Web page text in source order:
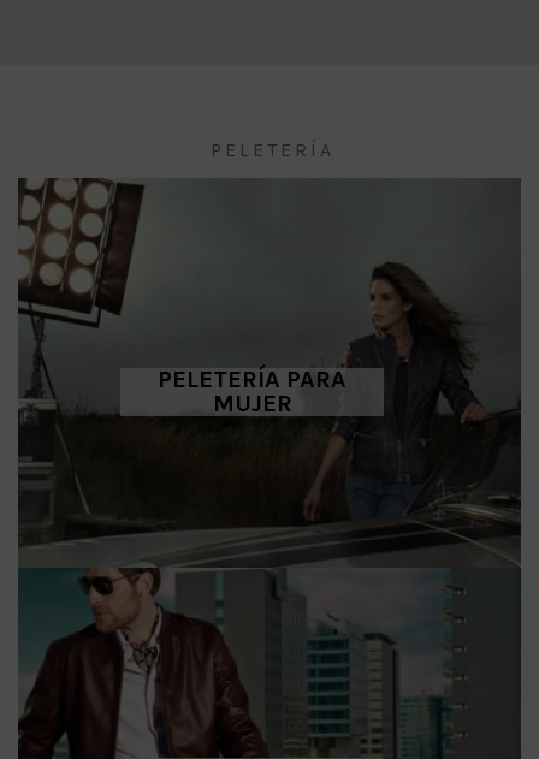
PELETERÍA
PELETERÍA PARA
MUJER